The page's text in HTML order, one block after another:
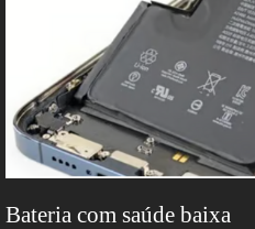
Bateria com saúde baixa